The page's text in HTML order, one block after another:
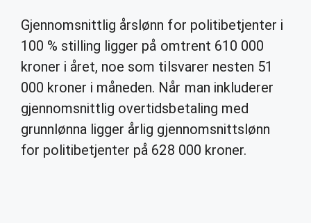
Gjennomsnittlig årslønn for politibetjenter i
100 % stilling ligger på omtrent 610 000
kroner i året, noe som tilsvarer nesten 51
000 kroner i måneden. Når man inkluderer
gjennomsnittlig overtidsbetaling med
grunnlønna ligger årlig gjennomsnittslønn
for politibetjenter på 628 000 kroner.